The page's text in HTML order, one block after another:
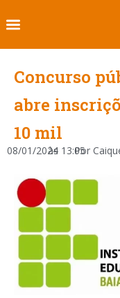
Concurso
abre
10 mil
08/01/2024
às 13:05
Por